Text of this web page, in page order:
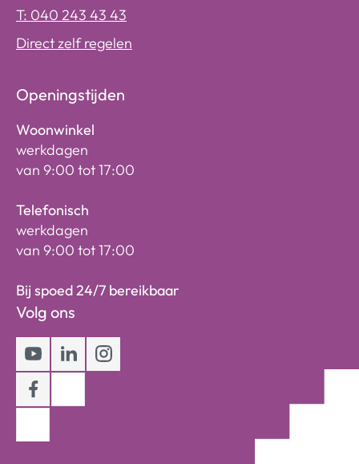
T: 040 243 43 43
Direct zelf regelen
Openingstijden
Woonwinkel
werkdagen
van 9:00 tot 17:00
Telefonisch
werkdagen
van 9:00 tot 17:00
Bij spoed 24/7 bereikbaar
Volg ons
Youtube
LinkedInInstagram
Facebook